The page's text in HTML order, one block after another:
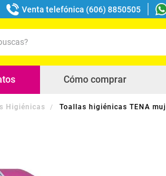
Venta telefónica (606) 8850505
Cómo comprar
Higiénicas Toallas higiénicas TENA
buscados